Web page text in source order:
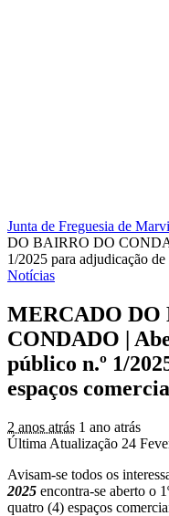
Junta de Freguesia de
DO BAIRRO DO
1/2025 para adjudicação
Notícias
MERCADO DO
CONDADO |
público n.º 1/
espaços
2 anos atrás 1 ano atrás
Última Atualização 24
Avisam-se todos os
2025 encontra-se aberto o
quatro (4) espaços